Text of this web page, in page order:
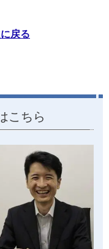
戻る
こちら